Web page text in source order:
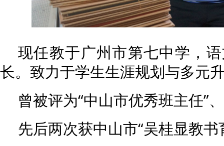
现任教于广州市第七中学，
长。致力于学生生涯规划与多元
曾被评为“中山市优秀班主任”
先后两次获中山市“吴桂显教